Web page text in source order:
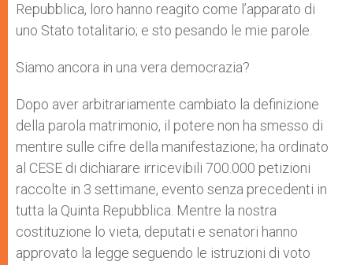
Repubblica, loro hanno reagito come l’apparato di
uno Stato totalitario; e sto pesando le mie parole.
Siamo ancora in una vera democrazia?
Dopo aver arbitrariamente cambiato la definizione
della parola matrimonio, il potere non ha smesso di
mentire sulle cifre della manifestazione; ha ordinato
al CESE di dichiarare irricevibili 700.000 petizioni
raccolte in 3 settimane, evento senza precedenti in
tutta la Quinta Repubblica. Mentre la nostra
costituzione lo vieta, deputati e senatori hanno
approvato la legge seguendo le istruzioni di voto